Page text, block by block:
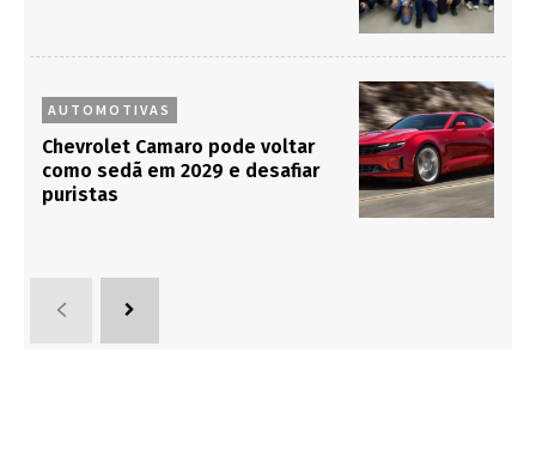
AUTOMOTIVAS
Chevrolet Camaro pode voltar
como sedã em 2029 e desafiar
puristas